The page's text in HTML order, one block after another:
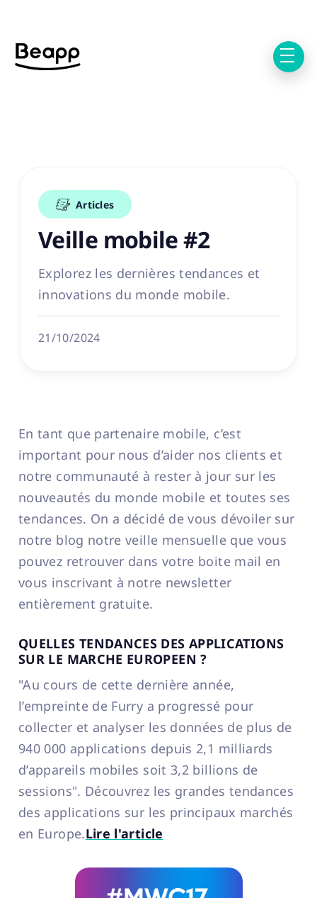
Articles
Veille mobile #2
Explorez les dernières tendances et
innovations du monde mobile.
21/10/2024
En tant que partenaire mobile, c’est
important pour nous d’aider nos clients et
notre communauté à rester à jour sur les
nouveautés du monde mobile et toutes ses
tendances. On a décidé de vous dévoiler sur
notre blog notre veille mensuelle que vous
pouvez retrouver dans votre boite mail en
vous inscrivant à notre newsletter
entièrement gratuite.
QUELLES TENDANCES DES APPLICATIONS
SUR LE MARCHE EUROPEEN ?
"Au cours de cette dernière année,
l’empreinte de Furry a progressé pour
collecter et analyser les données de plus de
940 000 applications depuis 2,1 milliards
d’appareils mobiles soit 3,2 billions de
sessions". Découvrez les grandes tendances
des applications sur les principaux marchés
en Europe.Lire l'article